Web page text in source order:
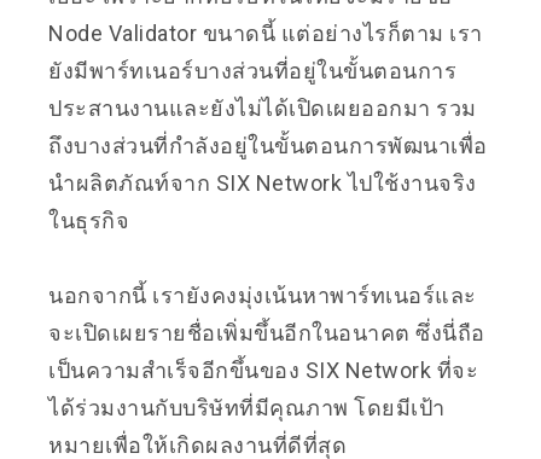
Node Validator ขนาดนี้ แต่อย่างไรก็ตาม เรา
ยังมีพาร์ทเนอร์บางส่วนที่อยู่ในขั้นตอนการ
ประสานงานและยังไม่ได้เปิดเผยออกมา รวม
ถึงบางส่วนที่กำลังอยู่ในขั้นตอนการพัฒนาเพื่อ
นำผลิตภัณท์จาก SIX Network ไปใช้งานจริง
ในธุรกิจ
นอกจากนี้ เรายังคงมุ่งเน้นหาพาร์ทเนอร์และ
จะเปิดเผยรายชื่อเพิ่มขึ้นอีกในอนาคต ซึ่งนี่ถือ
เป็นความสำเร็จอีกขึ้นของ SIX Network ที่จะ
ได้ร่วมงานกับบริษัทที่มีคุณภาพ โดยมีเป้า
หมายเพื่อให้เกิดผลงานที่ดีที่สุด